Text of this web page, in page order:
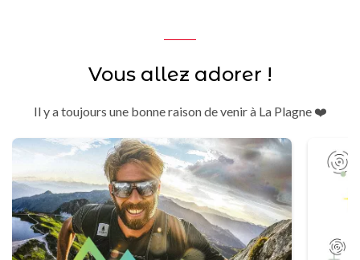
Vous allez adorer !
Il y a toujours une bonne raison de venir à La Plagne ❤️